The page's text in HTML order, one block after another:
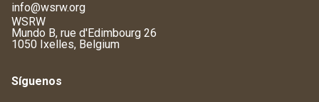
info@wsrw.org
WSRW
Mundo B, rue d'Edimbourg 26
1050 Ixelles, Belgium
Síguenos